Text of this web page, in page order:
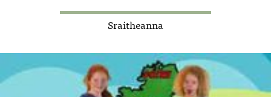
Sraitheanna